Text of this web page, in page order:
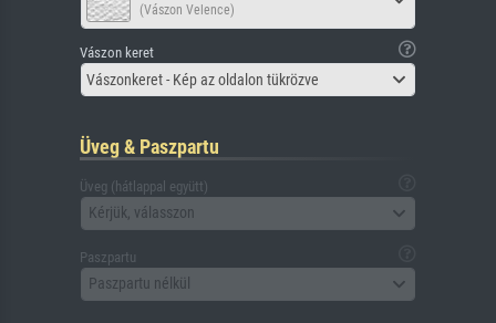
(Vászon Velence)
Vászon keret
Vászonkeret - Kép az oldalon tükrözve
Üveg & Paszpartu
Üveg (hátlappal együtt)
Kérjük, válasszon
Paszpartu
Paszpartu nélkül